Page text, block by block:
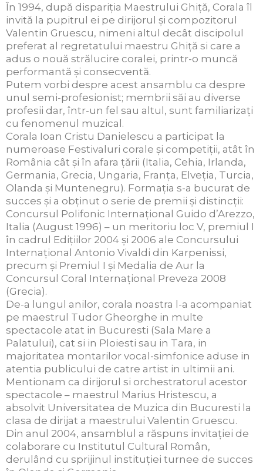
În 1994, după dispariţia Maestrului Ghiţă, Corala îl
invită la pupitrul ei pe dirijorul şi compozitorul
Valentin Gruescu, nimeni altul decât discipolul
preferat al regretatului maestru Ghiţă si care a
adus o nouă strălucire coralei, printr-o muncă
performantă şi consecventă.
Putem vorbi despre acest ansamblu ca despre
unul semi-profesionist; membrii săi au diverse
profesii dar, într-un fel sau altul, sunt familiarizaţi
cu fenomenul muzical.
Corala Ioan Cristu Danielescu a participat la
numeroase Festivaluri corale şi competiţii, atât în
România cât şi în afara ţării (Italia, Cehia, Irlanda,
Germania, Grecia, Ungaria, Franţa, Elveţia, Turcia,
Olanda şi Muntenegru). Formaţia s-a bucurat de
succes şi a obţinut o serie de premii şi distincţii:
Concursul Polifonic Internaţional Guido d’Arezzo,
Italia (August 1996) – un meritoriu loc V, premiul I
în cadrul Ediţiilor 2004 şi 2006 ale Concursului
Internaţional Antonio Vivaldi din Karpenissi,
precum şi Premiul I şi Medalia de Aur la
Concursul Coral Internaţional Preveza 2008
(Grecia).
De-a lungul anilor, corala noastra l-a acompaniat
pe maestrul Tudor Gheorghe in multe
spectacole atat in Bucuresti (Sala Mare a
Palatului), cat si in Ploiesti sau in Tara, in
majoritatea montarilor vocal-simfonice aduse in
atentia publicului de catre artist in ultimii ani.
Mentionam ca dirijorul si orchestratorul acestor
spectacole – maestrul Marius Hristescu, a
absolvit Universitatea de Muzica din Bucuresti la
clasa de dirijat a maestrului Valentin Gruescu.
Din anul 2004, ansamblul a răspuns invitaţiei de
colaborare cu Institutul Cultural Român,
derulând cu sprijinul instituţiei turnee de succes